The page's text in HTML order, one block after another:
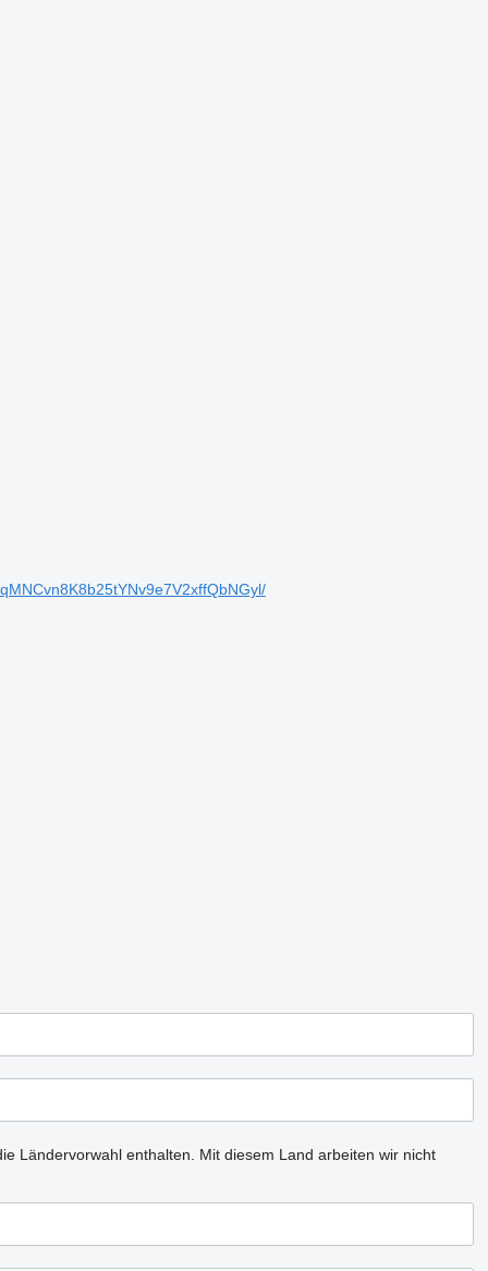
Ländervorwahl enthalten.
Mit diesem Land arbeiten wir nicht